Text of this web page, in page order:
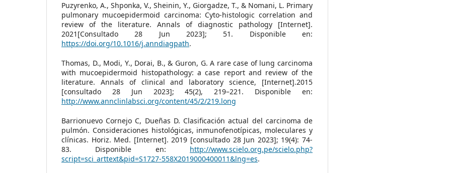
Puzyrenko, A., Shponka, V., Sheinin, Y., Giorgadze, T., & Nomani, L. Primary
pulmonary mucoepidermoid carcinoma: Cyto-histologic correlation and
review of the literature. Annals of diagnostic pathology [Internet].
2021[Consultado 28 Jun 2023]; 51. Disponible en:
https://doi.org/10.1016/j.anndiagpath.
Thomas, D., Modi, Y., Dorai, B., & Guron, G. A rare case of lung carcinoma
with mucoepidermoid histopathology: a case report and review of the
literature. Annals of clinical and laboratory science, [Internet].2015
[consultado 28 Jun 2023]; 45(2), 219–221. Disponible en:
http://www.annclinlabsci.org/content/45/2/219.long
Barrionuevo Cornejo C, Dueñas D. Clasificación actual del carcinoma de
pulmón. Consideraciones histológicas, inmunofenotípicas, moleculares y
clínicas. Horiz. Med. [Internet]. 2019 [consultado 28 Jun 2023]; 19(4): 74-
83. Disponible en: http://www.scielo.org.pe/scielo.php?
script=sci_arttext&pid=S1727-558X2019000400011&lng=es.